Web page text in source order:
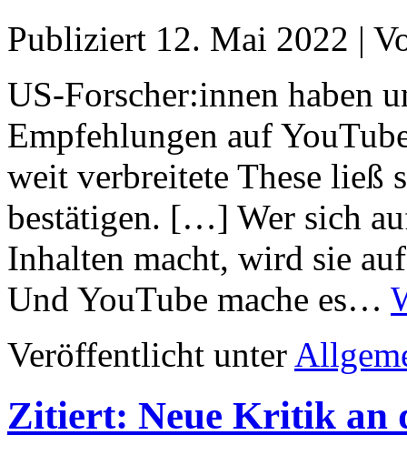
Publiziert 12. Mai 2022 |
US-Forscher:innen haben
Empfehlungen auf
weit verbreitete These ließ
bestätigen. […] Wer sich
Inhalten macht, wird sie
Und YouTube mache es…
Veröffentlicht unter
Zitiert: Neue Kritik an